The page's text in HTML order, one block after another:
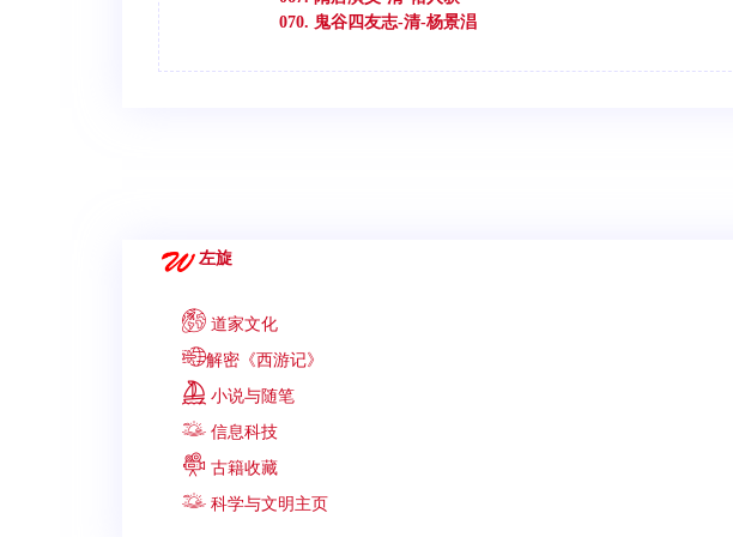
070. 鬼谷四友志-清-杨景淐
左旋
道家文化
解密《西游记》
小说与随笔
信息科技
古籍收藏
科学与文明主页